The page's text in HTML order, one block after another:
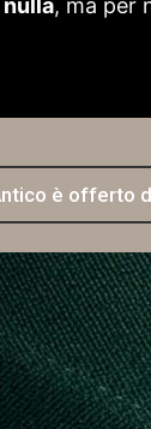
, ma per
è offerto